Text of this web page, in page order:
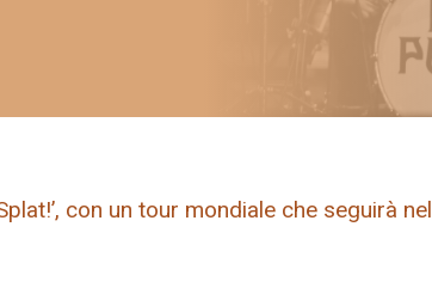
con un tour mondiale che seguirà nel